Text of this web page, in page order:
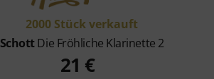
2000 Stück verkauft
SchottDie Fröhliche Klarinette 2
21 €